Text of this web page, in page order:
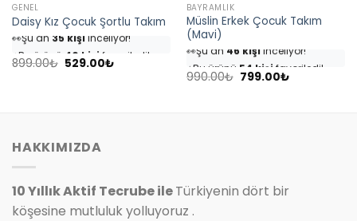
GENEL
Daisy Kız Çocuk Şortlu Takım
👀Şu an35 kişiinceliyor!
⭐️Bu ürünü 40 kişifavoriledi!
🛒18 kişisepetine ekledi!
899.00₺ Orijinal
529.00₺Şu
BAYRAMLIK
Müslin Erkek Çocuk Takım
(Mavi)
👀Şu an
⭐️Bu ürünü54 kişifavoriledi!
🛒25 kişisepetine ekledi!
990.00₺ Orijinal
799.00₺Şu
HAKKIMIZDA
10 Yıllık Aktif Tecrube ileTürkiyenin dört bir
köşesine mutluluk yolluyoruz .